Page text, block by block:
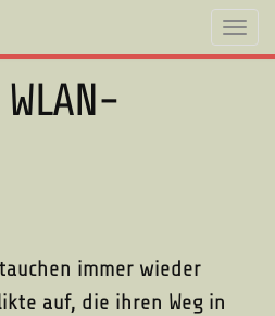
immer wieder
auf, die ihren Weg in